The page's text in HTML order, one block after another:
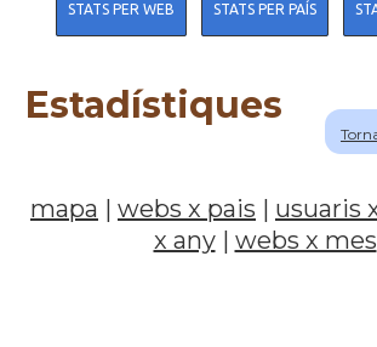
STATS PER WEB STATS PER PAÍS
Estadístiques
mapa | webs x pais | usuaris
x any| webs x mes